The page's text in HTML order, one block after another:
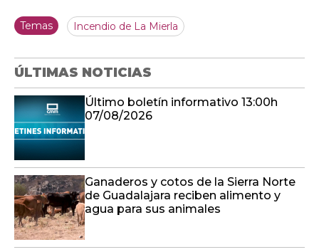
Temas Incendio de La Mierla
ÚLTIMAS NOTICIAS
Último boletín informativo 13:00h
07/08/2026
Ganaderos y cotos de la Sierra Norte
de Guadalajara reciben alimento y
agua para sus animales